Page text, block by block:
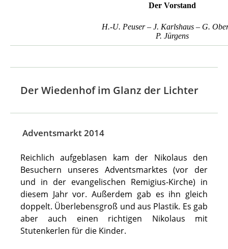
Der Vorstand
H.-U. Peuser – J. Karlshaus – G.
P. Jürgens
Der Wiedenhof im Glanz der Lichter
Adventsmarkt 2014
Reichlich aufgeblasen kam der Nikolaus den
Besuchern unseres Adventsmarktes (vor der
und in der evangelischen Remigius-Kirche) in
diesem Jahr vor. Außerdem gab es ihn gleich
doppelt. Überlebensgroß und aus Plastik. Es gab
aber auch einen richtigen Nikolaus mit
Stutenkerlen für die Kinder.